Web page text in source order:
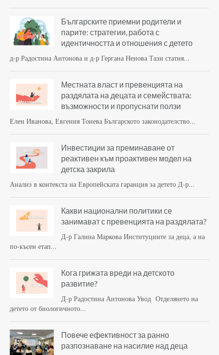
Българските приемни родители и
парите: стратегии, работа с
идентичността и отношения с детето
д-р Радостина Антонова и д-р Гергана Ненова Тази статия...
Местната власт и превенцията на
раздялата на децата и семействата:
възможности и пропуснати ползи
Елен Иванова, Евгения Тонева Българското законодателство...
Инвестиции за преминаване от
реактивен към проактивен модел на
детска закрила
Анализ в контекста на Европейската гаранция за детето Д-р...
Какви национални политики се
занимават с превенцията на раздялата?
Д-р Галина Маркова Институциите за деца, а на
по-късен етап...
Кога грижата вреди на детското
развитие?
Д-р Радостина Антонова Увод Отделянето на
детето от биологичното...
Повече ефективност за ранно
разпознаване на насилие над деца